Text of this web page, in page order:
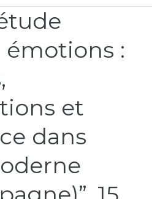
émotions :
et
dans